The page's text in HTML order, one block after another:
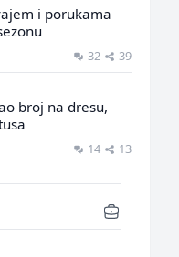
i porukama
32 39
broj na dresu,
14 13